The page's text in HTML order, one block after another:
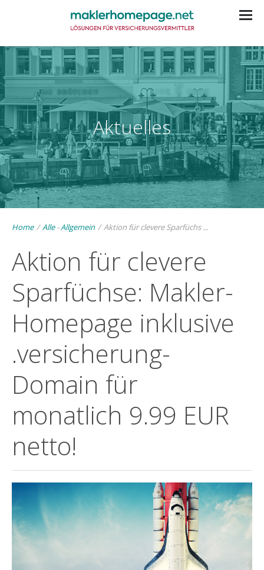
Aktuelles
Home /Alle -Allgemein /Aktion für clevere Sparfüchs ...
Aktion für clevere
Sparfüchse: Makler-
Homepage inklusive
.versicherung-
Domain für
monatlich 9.99 EUR
netto!